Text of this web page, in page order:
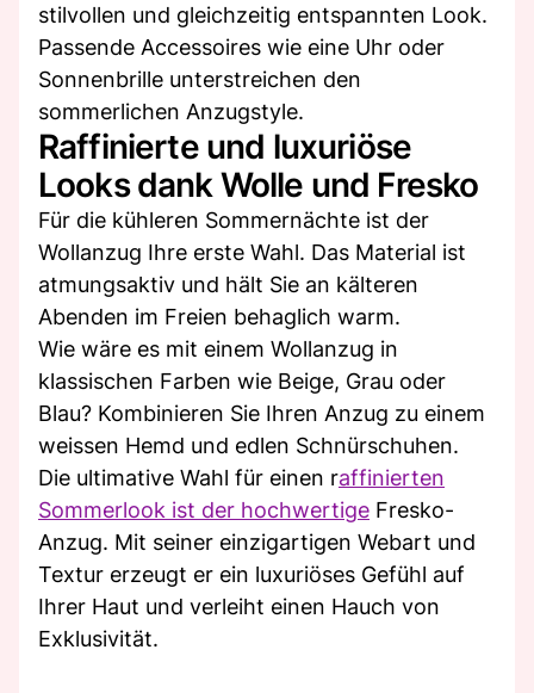
stilvollen und gleichzeitig entspannten Look.
Passende Accessoires wie eine Uhr oder
Sonnenbrille unterstreichen den
sommerlichen Anzugstyle.
Raffinierte und luxuriöse
Looks dank Wolle und Fresko
Für die kühleren Sommernächte ist der
Wollanzug Ihre erste Wahl. Das Material ist
atmungsaktiv und hält Sie an kälteren
Abenden im Freien behaglich warm.
Wie wäre es mit einem Wollanzug in
klassischen Farben wie Beige, Grau oder
Blau? Kombinieren Sie Ihren Anzug zu einem
weissen Hemd und edlen Schnürschuhen.
Die ultimative Wahl für einen raffinierten
Sommerlook ist der hochwertige Fresko-
Anzug. Mit seiner einzigartigen Webart und
Textur erzeugt er ein luxuriöses Gefühl auf
Ihrer Haut und verleiht einen Hauch von
Exklusivität.